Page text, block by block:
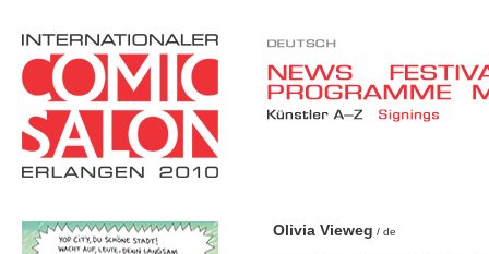
Olivia Vieweg / de